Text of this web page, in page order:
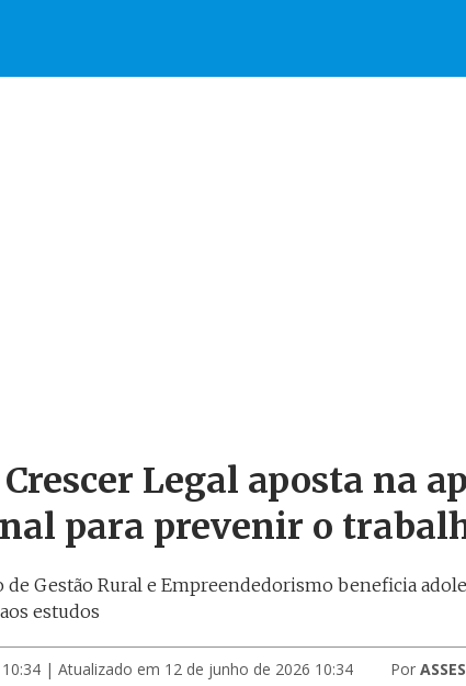
Legal aposta na
para prevenir o
de Gestão Rural e Empreendedorismo beneficia
estudos
| Atualizado em 12 de junho de 2026 10:34 Por